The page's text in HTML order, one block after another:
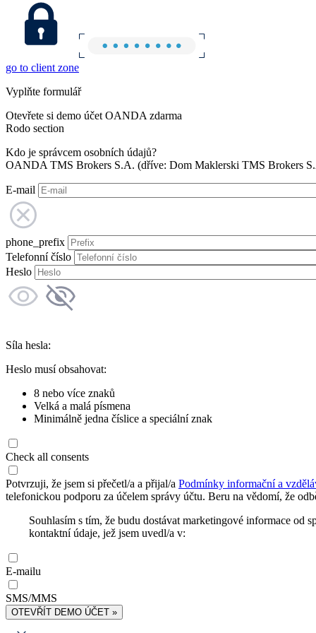
go to client zone
Vyplňte formulář
Otevřete si demo účet OANDA zdarma
Rodo section
Kdo je správcem osobních údajů?
OANDA TMS Brokers S.A. (dříve: Dom Maklerski TMS Brokers
E-mail
phone_prefix
Telefonní číslo
Heslo
Síla hesla:
Heslo musí obsahovat:
8 nebo více znaků
Velká a malá písmena
Minimálně jedna číslice a speciální znak
Check all consents
Potvrzuji, že jsem si přečetl/a a přijal/a Podmínky informační a
telefonickou podporu za účelem správy účtu. Beru na vědomí, že
Souhlasím s tím, že budu dostávat marketingové informace
kontaktní údaje, jež jsem uvedl/a v:
E-mailu
SMS/MMS
OTEVŘÍT DEMO ÚČET »